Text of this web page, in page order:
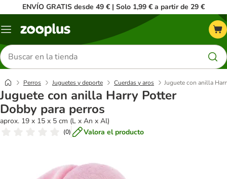
ENVÍO GRATIS desde 49 € | Solo 1,99 € a partir de 29 €
Menú
Buscar
productos
Perros Juguetes y deporte Cuerdas y aros Juguete con anilla
Juguete con anilla Harry Potter
Dobby para perros
aprox. 19 x 15 x 5 cm (L x An x Al)
(0) Valora el producto